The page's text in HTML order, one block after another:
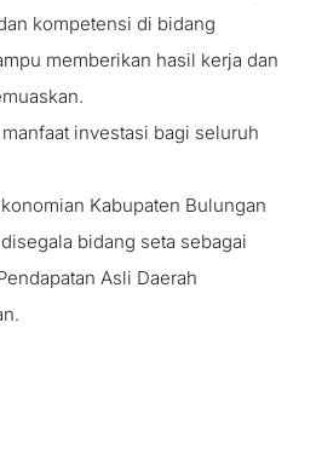
kompetensi di bidang
memberikan hasil kerja dan
investasi bagi seluruh
Kabupaten Bulungan
bidang seta sebagai
Asli Daerah